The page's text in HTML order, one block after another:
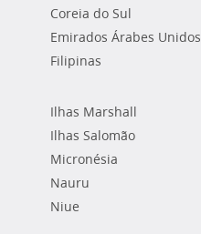
Coreia do Sul
Emirados Árabes Unidos
Filipinas
Ilhas Marshall
Ilhas Salomão
Micronésia
Nauru
Niue